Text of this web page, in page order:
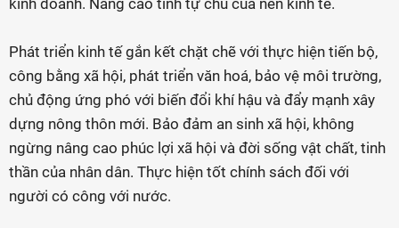
kinh doanh. Nâng cao tính tự chủ của nền kinh tế.
Phát triển kinh tế gắn kết chặt chẽ với thực hiện tiến bộ,
công bằng xã hội, phát triển văn hoá, bảo vệ môi trường,
chủ động ứng phó với biến đổi khí hậu và đẩy mạnh xây
dựng nông thôn mới. Bảo đảm an sinh xã hội, không
ngừng nâng cao phúc lợi xã hội và đời sống vật chất, tinh
thần của nhân dân. Thực hiện tốt chính sách đối với
người có công với nước.